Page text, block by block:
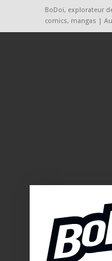
BoDoï, explorateur
comics, mangas |